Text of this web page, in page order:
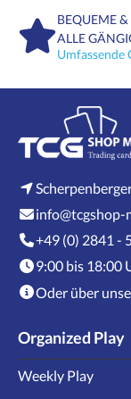
BEQUEME
ALLE
info@tcgshop-
+49 (0) 2841 -
9:00 bis 18:00
Oder über
Organized Play
Weekly Play